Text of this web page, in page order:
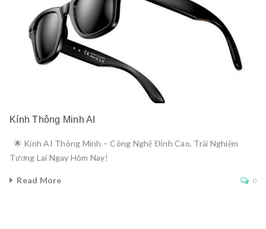
Kính Thông Minh AI
🌟 Kính AI Thông Minh – Công Nghệ Đỉnh Cao, Trải Nghiệm
Tương Lai Ngay Hôm Nay!
Read More 0